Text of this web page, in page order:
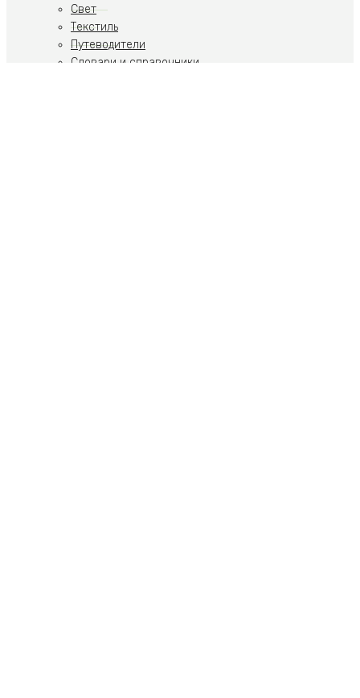
Свет
Текстиль
Путеводители
Словари и справочники